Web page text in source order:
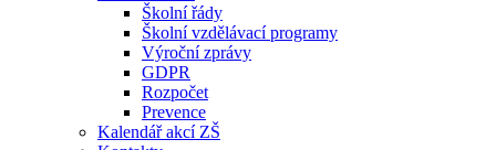
Školní řády
Školní vzdělávací programy
Výroční zprávy
GDPR
Rozpočet
Prevence
Kalendář akcí ZŠ